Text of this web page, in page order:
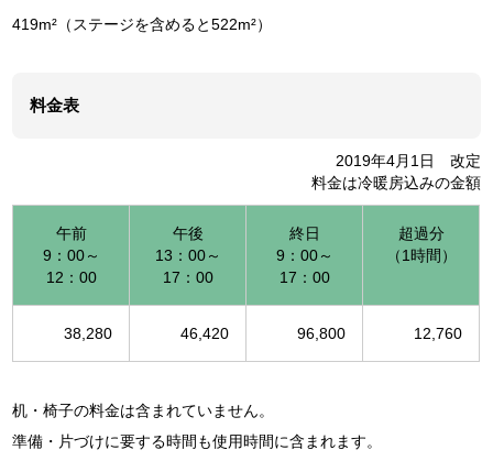
419m²（ステージを含めると522m²）
料金表
2019年4月1日 改定
料金は冷暖房込みの金額
午前
9：00～
12：00
午後
13：00～
17：00
終日
9：00～
17：00
超過分
（1時間）
38,280 46,420 96,800 12,760
机・椅子の料金は含まれていません。
準備・片づけに要する時間も使用時間に含まれます。